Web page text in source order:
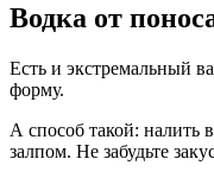
Водка от
Есть и экстремальный
форму.
А способ такой: налить
залпом. Не забудьте